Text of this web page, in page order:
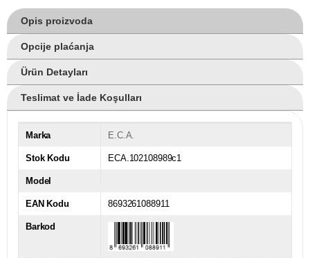
Opis proizvoda
Opcije plaćanja
Ürün Detayları
Teslimat ve İade Koşulları
Marka E.C.A.
Stok Kodu ECA.102108989c1
Model
EAN Kodu 8693261088911
Barkod